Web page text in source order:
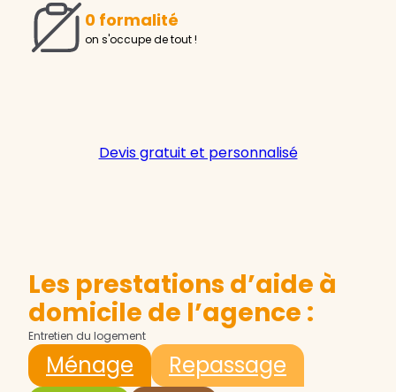
0 formalité
on s'occupe de tout !
Devis gratuit et personnalisé
Les prestations d’aide à
domicile de l’agence :
Entretien du logement
Ménage
Repassage